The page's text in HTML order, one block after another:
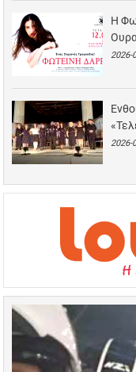
Η
2026-
2026-